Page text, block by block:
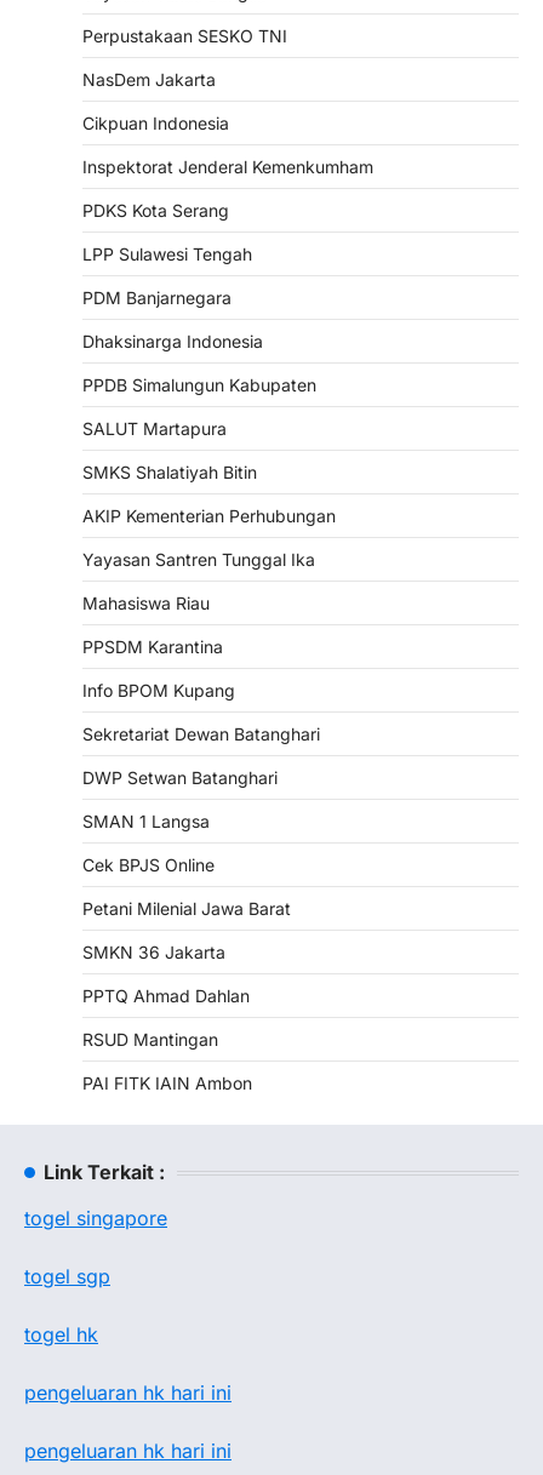
Perpustakaan SESKO TNI
NasDem Jakarta
Cikpuan Indonesia
Inspektorat Jenderal Kemenkumham
PDKS Kota Serang
LPP Sulawesi Tengah
PDM Banjarnegara
Dhaksinarga Indonesia
PPDB Simalungun Kabupaten
SALUT Martapura
SMKS Shalatiyah Bitin
AKIP Kementerian Perhubungan
Yayasan Santren Tunggal Ika
Mahasiswa Riau
PPSDM Karantina
Info BPOM Kupang
Sekretariat Dewan Batanghari
DWP Setwan Batanghari
SMAN 1 Langsa
Cek BPJS Online
Petani Milenial Jawa Barat
SMKN 36 Jakarta
PPTQ Ahmad Dahlan
RSUD Mantingan
PAI FITK IAIN Ambon
Link Terkait :
togel singapore
togel sgp
togel hk
pengeluaran hk hari ini
pengeluaran hk hari ini